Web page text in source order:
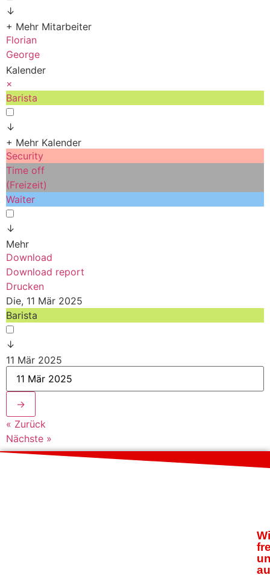
↓
+ Mehr Mitarbeiter
Florian
George
Kalender
×
Barista
↓
+ Mehr Kalender
Security
Time off
(Freizeit)
Waiter
↓
Mehr
Download
Download report
Drucken
Die, 11 Mär 2025
Barista
↓
11 Mär 2025
→
« Zurück
Nächste »